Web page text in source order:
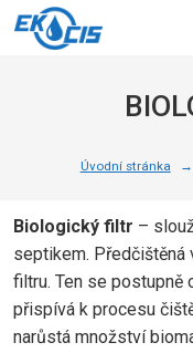
Úvodní stránka
Biologický filtr –
septikem. Předčištěná
filtru. Ten se postupně
přispívá k procesu
narůstá množství